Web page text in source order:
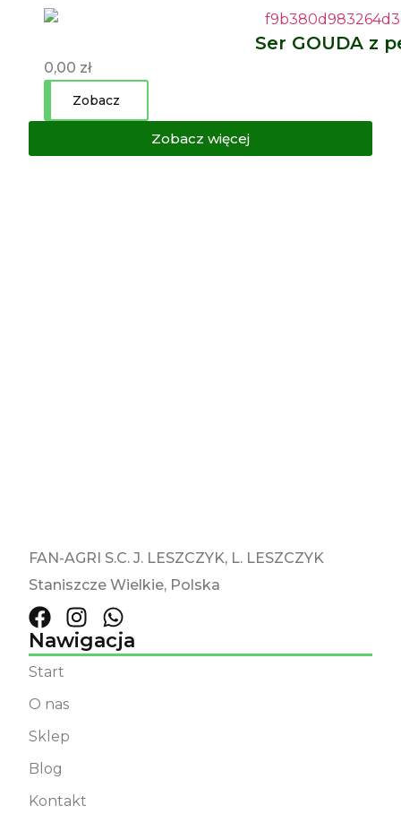
Ser GOUDA z
0,00 zł
Zobacz
Zobacz więcej
FAN-AGRI S.C. J. LESZCZYK, L. LESZCZYK
Staniszcze Wielkie, Polska
Nawigacja
Start
O nas
Sklep
Blog
Kontakt